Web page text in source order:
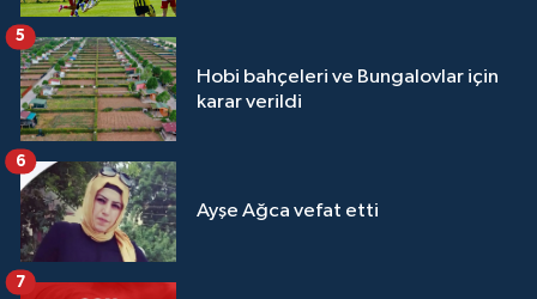
Hobi bahçeleri ve Bungalovlar için
karar verildi
5
Ayşe Ağca vefat etti
6
7